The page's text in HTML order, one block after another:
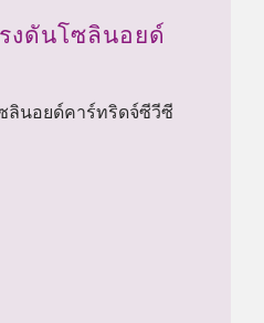
งดันโซลินอยด์
ลินอยด์คาร์ทริดจ์ซีวีซี